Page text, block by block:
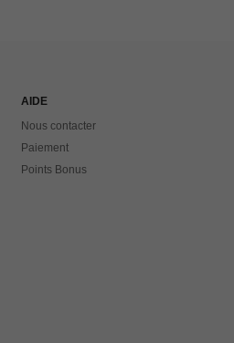
AIDE
Nous contacter
Paiement
Points Bonus